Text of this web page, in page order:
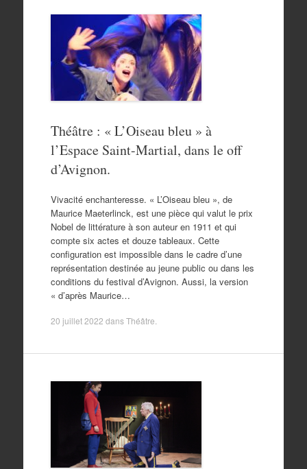
Théâtre : « L’Oiseau bleu » à
l’Espace Saint-Martial, dans le off
d’Avignon.
Vivacité enchanteresse. « L’Oiseau bleu », de
Maurice Maeterlinck, est une pièce qui valut le prix
Nobel de littérature à son auteur en 1911 et qui
compte six actes et douze tableaux. Cette
configuration est impossible dans le cadre d’une
représentation destinée au jeune public ou dans les
conditions du festival d’Avignon. Aussi, la version
« d’après Maurice…
20 juillet 2022 dansThéâtre